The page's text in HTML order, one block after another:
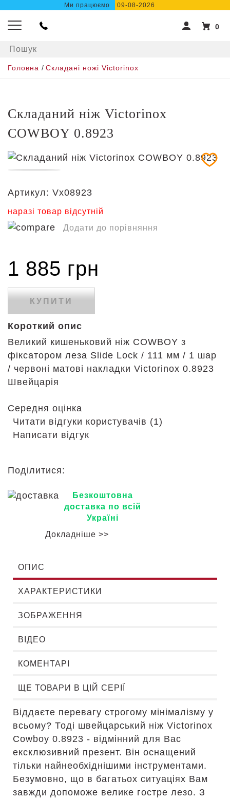
Ми працюємо 09-08-2026
0
Головна / Складані ножі Victorinox
Складаний ніж Victorinox
COWBOY 0.8923
Артикул: Vx08923
наразі товар відсутній
Додати до порівняння
1 885 грн
КУПИТИ
Короткий опис
Великий кишеньковий ніж COWBOY з
фіксатором леза Slide Lock / 111 мм / 1 шар
/ червоні матові накладки Victorinox 0.8923
Швейцарія
Середня оцінка
Читати відгуки користувачів (1)
Написати відгук
Поділитися:
Безкоштовна
доставка по всій
Україні
Докладніше >>
ОПИС
ХАРАКТЕРИСТИКИ
ЗОБРАЖЕННЯ
ВІДЕО
КОМЕНТАРІ
ЩЕ ТОВАРИ В ЦІЙ СЕРІЇ
Віддаєте перевагу строгому мінімалізму у
всьому? Тоді швейцарський ніж Victorinox
Cowboy 0.8923 - відмінний для Вас
ексклюзивний презент. Він оснащений
тільки найнеобхіднішими інструментами.
Безумовно, що в багатьох ситуаціях Вам
завжди допоможе велике гостре лезо. З